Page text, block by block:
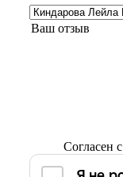
Согласен с